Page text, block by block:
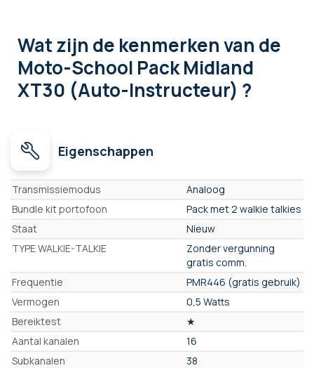
Wat zijn de kenmerkenvan de
Moto-School Pack Midland
XT30 (Auto-Instructeur) ?
Eigenschappen
Eigenschappen
Transmissiemodus
Analoog
Bundle kit portofoon
Pack met 2 walkie talkies
Staat
Nieuw
TYPE WALKIE-TALKIE
Zonder vergunning
gratis comm.
Frequentie
PMR446 (gratis gebruik)
Vermogen
0,5 Watts
Bereiktest
★
Aantal kanalen
16
Subkanalen
38